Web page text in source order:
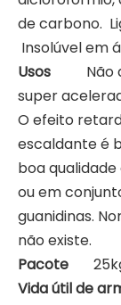
de carbono.
Insolúvel em
Usos
Não
super
O efeito
escaldante é
boa qualidade
ou em
guanidinas.
não existe.
Pacote
Vida útil de